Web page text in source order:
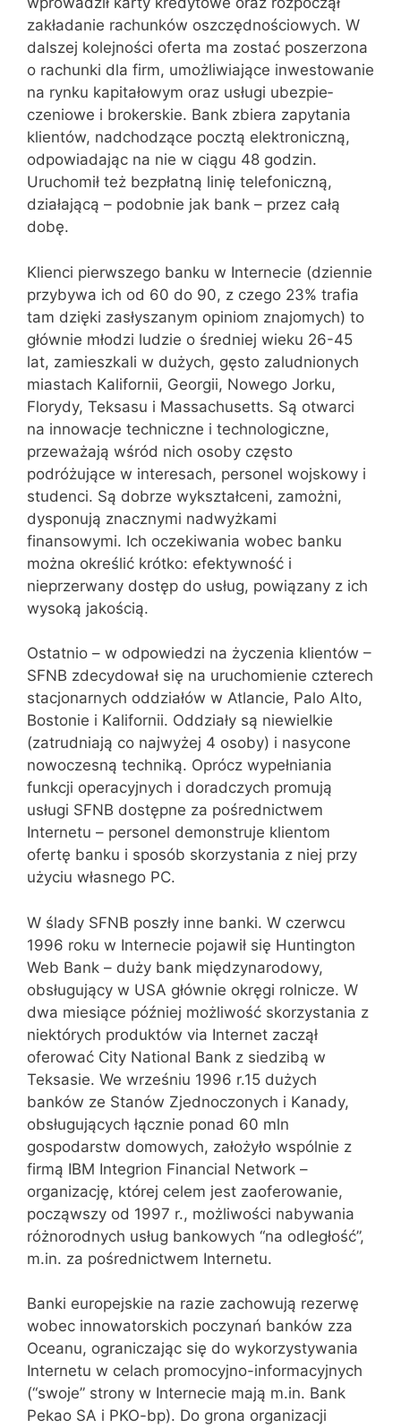
zakładanie rachunków oszczędnościowych. W
dalszej kolejności oferta ma zostać poszerzona
o rachunki dla firm, umożliwiające inwestowanie
na rynku kapitałowym oraz usługi ubezpie­
czeniowe i brokerskie. Bank zbiera zapytania
klientów, nadchodzą­ce pocztą elektroniczną,
odpowiadając na nie w ciągu 48 godzin.
Uruchomił też bezpłatną linię telefoniczną,
działającą – podobnie jak bank – przez całą
dobę.
Klienci pierwszego banku w Internecie (dziennie
przybywa ich od 60 do 90, z czego 23% trafia
tam dzięki zasłyszanym opiniom znajomych) to
głównie młodzi ludzie o średniej wieku 26-45
lat, zamieszkali w dużych, gęsto zaludnionych
miastach Kalifornii, Georgii, Nowego Jorku,
Florydy, Teksasu i Massachusetts. Są otwarci
na innowacje techniczne i technologiczne,
przeważają wśród nich osoby często
podróżujące w intere­sach, personel wojskowy i
studenci. Są dobrze wykształceni, zamożni,
dysponują znacznymi nadwyżkami
finansowymi. Ich oczekiwania wobec banku
można określić krótko: efektywność i
nieprzerwany dostęp do usług, powiązany z ich
wysoką jakością.
Ostatnio – w odpowiedzi na życzenia klientów –
SFNB zdecydował się na uruchomienie czterech
stacjonarnych oddziałów w Atlancie, Palo Alto,
Bostonie i Kalifornii. Oddziały są niewielkie
(zatrudniają co najwyżej 4 osoby) i nasycone
nowoczesną techniką. Oprócz wypełniania
funkcji operacyjnych i doradczych promują
usługi SFNB dostępne za pośrednictwem
Internetu – personel demonstruje klientom
ofertę banku i sposób skorzystania z niej przy
użyciu własnego PC.
W ślady SFNB poszły inne banki. W czerwcu
1996 roku w Internecie pojawił się Huntington
Web Bank – duży bank międzynarodowy,
obsługujący w USA głównie okręgi rolnicze. W
dwa miesiące później możliwość skorzystania z
niektórych produktów via Internet zaczął
oferować City National Bank z siedzibą w
Teksasie. We wrześniu 1996 r.15 dużych
banków ze Stanów Zjednoczonych i Kanady,
obsługujących łącznie ponad 60 mln
gospodarstw domowych, założyło wspólnie z
firmą IBM Integrion Financial Network –
organizację, której celem jest zaoferowanie,
począwszy od 1997 r., możliwości nabywania
różnorodnych usług bankowych “na odległość”,
m.in. za pośrednictwem Internetu.
Banki europejskie na razie zachowują rezerwę
wobec innowatorskich poczynań banków zza
Oceanu, ograniczając się do wykorzystywania
Internetu w celach promocyjno-informacyjnych
(“swoje” strony w Internecie mają m.in. Bank
Pekao SA i PKO-bp). Do grona organizacji